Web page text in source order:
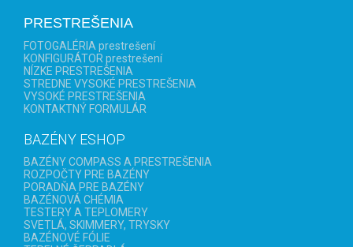
PRESTREŠENIA
FOTOGALÉRIA prestrešení
KONFIGURÁTOR prestrešení
NÍZKE PRESTREŠENIA
STREDNE VYSOKÉ PRESTREŠENIA
VYSOKÉ PRESTREŠENIA
KONTAKTNÝ FORMULÁR
BAZÉNY ESHOP
BAZÉNY COMPASS A PRESTREŠENIA
ROZPOČTY PRE BAZÉNY
PORADŇA PRE BAZÉNY
BAZÉNOVÁ CHÉMIA
TESTERY A TEPLOMERY
SVETLÁ, SKIMMERY, TRYSKY
BAZÉNOVÉ FÓLIE